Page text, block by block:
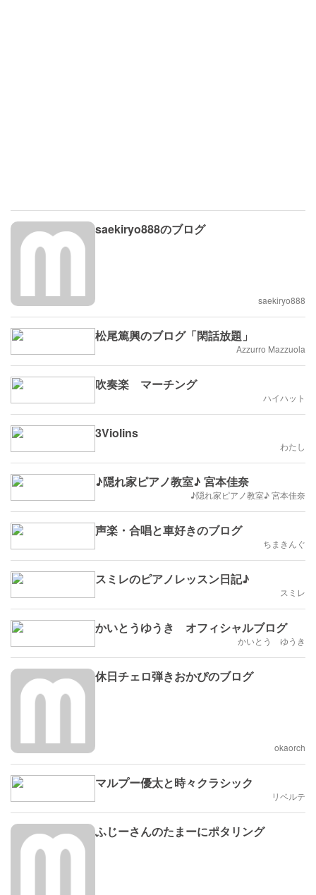
saekiryo888のブログ
saekiryo888
松尾篤興のブログ「閑話放題」
Azzurro Mazzuola
吹奏楽 マーチング
ハイハット
3Violins
わたし
♪隠れ家ピアノ教室♪ 宮本佳奈
♪隠れ家ピアノ教室♪ 宮本佳奈
声楽・合唱と車好きのブログ
ちまきんぐ
スミレのピアノレッスン日記♪
スミレ
かいとうゆうき オフィシャルブログ
かいとう ゆうき
休日チェロ弾きおかぴのブログ
okaorch
マルプー優太と時々クラシック
リベルテ
ふじーさんのたまーにポタリング